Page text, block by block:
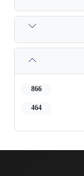
866
464